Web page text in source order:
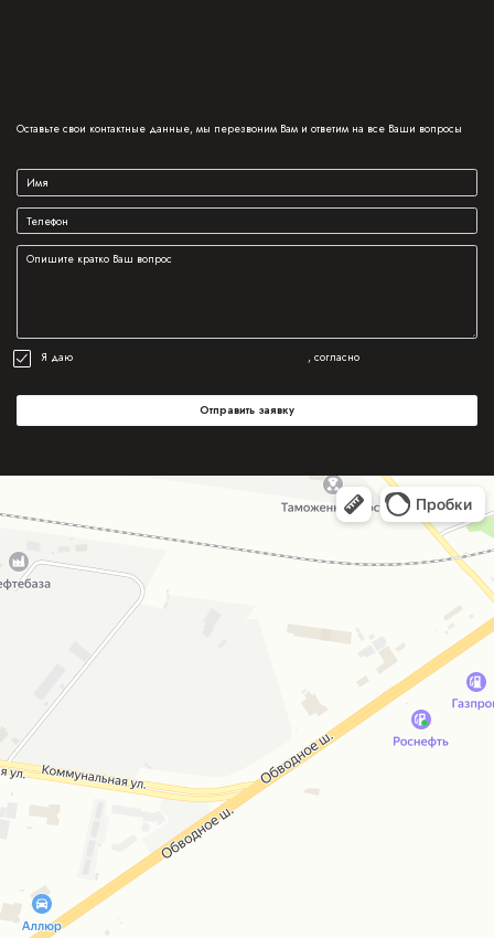
Оставьте свои контактные данные, мы перезвоним Вам и ответим на все Ваши вопросы
Я даю , согласно
Отправить заявку